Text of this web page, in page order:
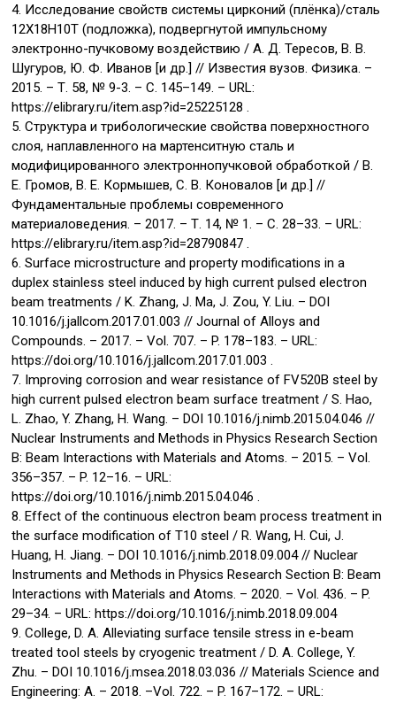
4. Исследование свойств системы цирконий (плёнка)/сталь
12Х18Н10Т (подложка), подвергнутой импульсному
электронно-пучковому воздействию / А. Д. Тересов, В. В.
Шугуров, Ю. Ф. Иванов [и др.] // Известия вузов. Физика. –
2015. – Т. 58, № 9-3. – С. 145–149. – URL:
https://elibrary.ru/item.asp?id=25225128 .
5. Структура и трибологические свойства поверхностного
слоя, наплавленного на мартенситную сталь и
модифицированного электроннопучковой обработкой / В.
Е. Громов, В. Е. Кормышев, С. В. Коновалов [и др.] //
Фундаментальные проблемы современного
материаловедения. – 2017. – Т. 14, № 1. – С. 28–33. – URL:
https://elibrary.ru/item.asp?id=28790847 .
6. Surface microstructure and property modifications in a
duplex stainless steel induced by high current pulsed electron
beam treatments / K. Zhang, J. Ma, J. Zou, Y. Liu. – DOI
10.1016/j.jallcom.2017.01.003 // Journal of Alloys and
Compounds. – 2017. – Vol. 707. – P. 178–183. – URL:
https://doi.org/10.1016/j.jallcom.2017.01.003 .
7. Improving corrosion and wear resistance of FV520B steel by
high current pulsed electron beam surface treatment / S. Hao,
L. Zhao, Y. Zhang, H. Wang. – DOI 10.1016/j.nimb.2015.04.046 //
Nuclear Instruments and Methods in Physics Research Section
B: Beam Interactions with Materials and Atoms. – 2015. – Vol.
356–357. – P. 12–16. – URL:
https://doi.org/10.1016/j.nimb.2015.04.046 .
8. Effect of the continuous electron beam process treatment in
the surface modification of T10 steel / R. Wang, H. Cui, J.
Huang, H. Jiang. – DOI 10.1016/j.nimb.2018.09.004 // Nuclear
Instruments and Methods in Physics Research Section B: Beam
Interactions with Materials and Atoms. – 2020. – Vol. 436. – P.
29–34. – URL: https://doi.org/10.1016/j.nimb.2018.09.004
9. College, D. A. Alleviating surface tensile stress in e-beam
treated tool steels by cryogenic treatment / D. A. College, Y.
Zhu. – DOI 10.1016/j.msea.2018.03.036 // Materials Science and
Engineering: A. – 2018. –Vol. 722. – P. 167–172. – URL: